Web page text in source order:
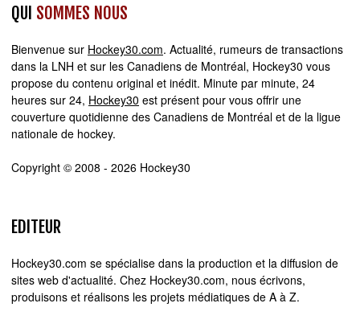
QUI SOMMES NOUS
Bienvenue sur Hockey30.com. Actualité, rumeurs de transactions
dans la LNH et sur les Canadiens de Montréal, Hockey30 vous
propose du contenu original et inédit. Minute par minute, 24
heures sur 24, Hockey30 est présent pour vous offrir une
couverture quotidienne des Canadiens de Montréal et de la ligue
nationale de hockey.
Copyright © 2008 - 2026 Hockey30
EDITEUR
Hockey30.com se spécialise dans la production et la diffusion de
sites web d'actualité. Chez Hockey30.com, nous écrivons,
produisons et réalisons les projets médiatiques de A à Z.